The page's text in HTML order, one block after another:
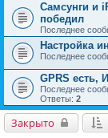
Самсунги и
победил
Последнее
Настройка
Последнее
GPRS есть,
Последнее
Ответы: 2
Закрыто